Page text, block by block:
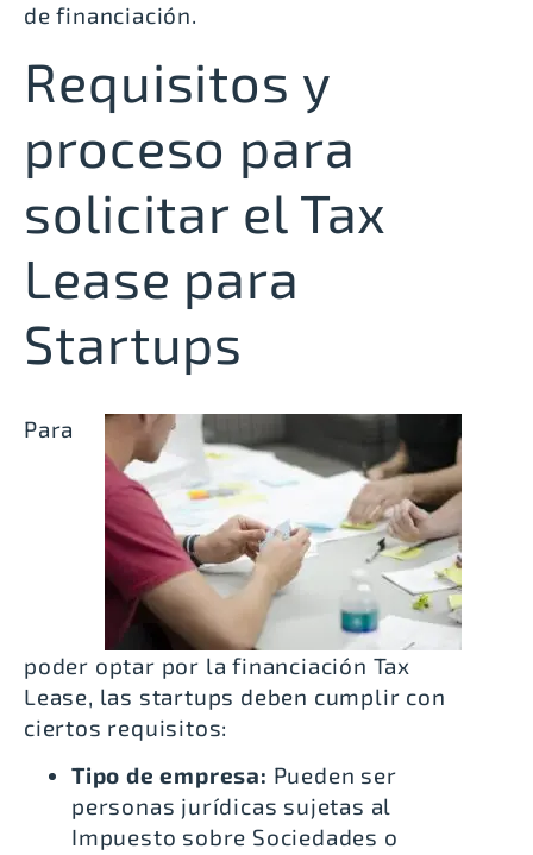
de financiación.
Requisitos y
proceso para
solicitar el Tax
Lease para
Startups
Para
poder optar por la financiación Tax
Lease, las startups deben cumplir con
ciertos requisitos:
Tipo de empresa: Pueden ser
personas jurídicas sujetas al
Impuesto sobre Sociedades o